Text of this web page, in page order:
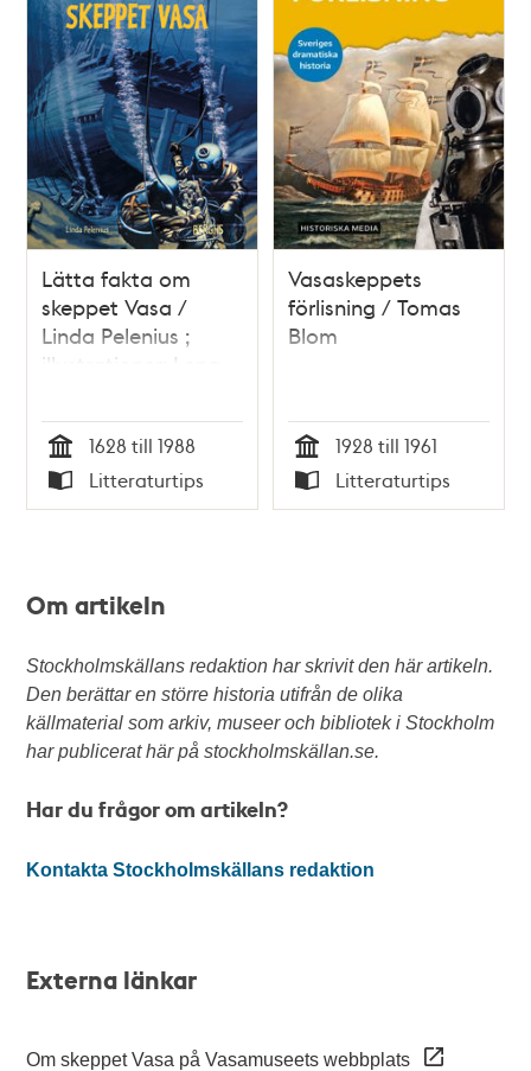
Lätta fakta om
skeppet Vasa /
Linda Pelenius ;
illustrationer: Lena
Tid
1628 till 1988
Typ
Litteraturtips
Vasaskeppets
förlisning / Tomas
Blom
Tid
1928 till 1961
Typ
Litteraturtips
Om artikeln
Stockholmskällans redaktion har skrivit den här artikeln.
Den berättar en större historia utifrån de olika
källmaterial som arkiv, museer och bibliotek i Stockholm
har publicerat här på stockholmskällan.se.
Har du frågor om artikeln?
Kontakta Stockholmskällans redaktion
Externa länkar
Om skeppet Vasa på Vasamuseets webbplats